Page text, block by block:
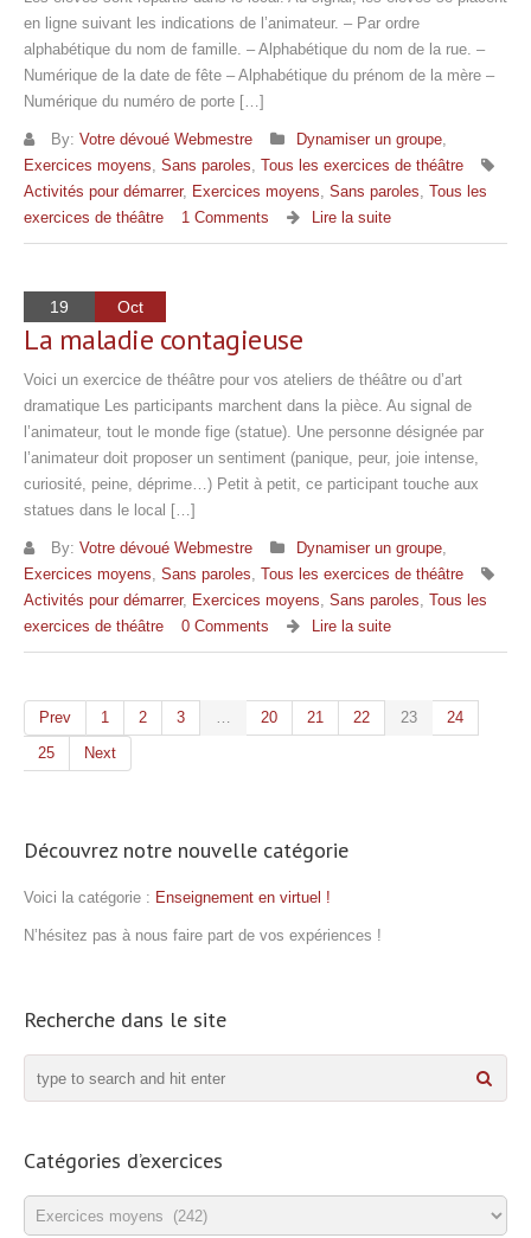
en ligne suivant les indications de l’animateur. – Par ordre
alphabétique du nom de famille. – Alphabétique du nom de la rue. –
Numérique de la date de fête – Alphabétique du prénom de la mère –
Numérique du numéro de porte […]
By: Votre dévoué Webmestre Dynamiser un groupe,
Exercices moyens, Sans paroles, Tous les exercices de théâtre
Activités pour démarrer, Exercices moyens, Sans paroles, Tous les
exercices de théâtre
1 Comments Lire la suite
19 Oct
La maladie contagieuse
Voici un exercice de théâtre pour vos ateliers de théâtre ou d’art
dramatique Les participants marchent dans la pièce. Au signal de
l’animateur, tout le monde fige (statue). Une personne désignée par
l’animateur doit proposer un sentiment (panique, peur, joie intense,
curiosité, peine, déprime…) Petit à petit, ce participant touche aux
statues dans le local […]
By: Votre dévoué Webmestre Dynamiser un groupe,
Exercices moyens, Sans paroles, Tous les exercices de théâtre
Activités pour démarrer, Exercices moyens, Sans paroles, Tous les
exercices de théâtre
0 Comments Lire la suite
Prev 1 2 3 … 20 21 22 23
24
25
Next
Découvrez notre nouvelle catégorie
Voici la catégorie : Enseignement en virtuel !
N’hésitez pas à nous faire part de vos expériences !
Recherche dans le site
Catégories d’exercices
Catégories
d’exercices